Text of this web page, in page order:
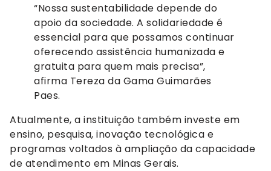
“Nossa sustentabilidade depende do
apoio da sociedade. A solidariedade é
essencial para que possamos continuar
oferecendo assistência humanizada e
gratuita para quem mais precisa”,
afirma Tereza da Gama Guimarães
Paes.
Atualmente, a instituição também investe em
ensino, pesquisa, inovação tecnológica e
programas voltados à ampliação da capacidade
de atendimento em Minas Gerais.